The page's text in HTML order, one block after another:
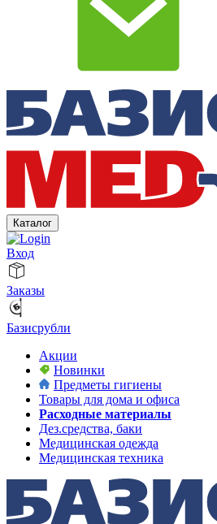
Каталог
Вход
Заказы
Базисрубли
Акции
Новинки
Предметы гигиены
Товары для дома и офиса
Расходные материалы
Дез.средства, баки
Медицинская одежда
Медицинская техника